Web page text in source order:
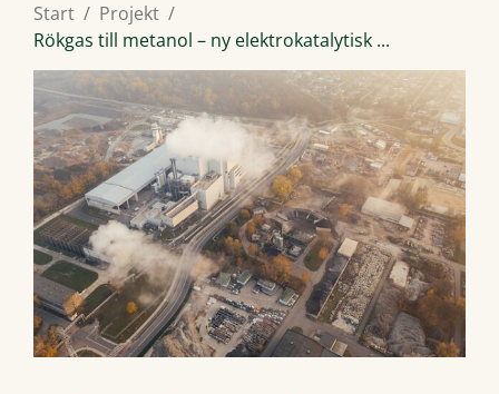
Start
Projekt
Rökgas till metanol – ny elektrokatalytisk ...